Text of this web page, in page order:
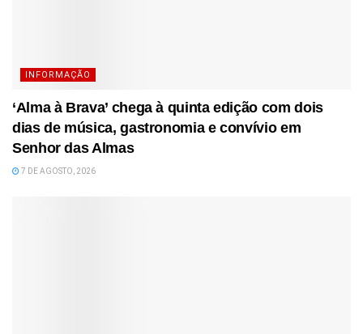
INFORMAÇÃO
‘Alma à Brava’ chega à quinta edição com dois
dias de música, gastronomia e convívio em
Senhor das Almas
7 DE AGOSTO, 2026